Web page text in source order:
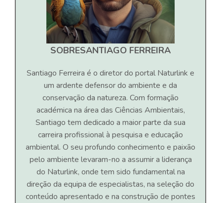
SOBRESANTIAGO FERREIRA
Santiago Ferreira é o diretor do portal Naturlink e
um ardente defensor do ambiente e da
conservação da natureza. Com formação
académica na área das Ciências Ambientais,
Santiago tem dedicado a maior parte da sua
carreira profissional à pesquisa e educação
ambiental. O seu profundo conhecimento e paixão
pelo ambiente levaram-no a assumir a liderança
do Naturlink, onde tem sido fundamental na
direção da equipa de especialistas, na seleção do
conteúdo apresentado e na construção de pontes